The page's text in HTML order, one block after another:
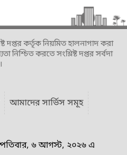
দপ্তর কর্তৃক নিয়মিত হালনাগাদ করা
নিশ্চিত করতে সংশ্লিষ্ট দপ্তর সর্বদা
আমাদের সার্ভিস সমূহ
৬ আগস্ট, ২০২৬ এ